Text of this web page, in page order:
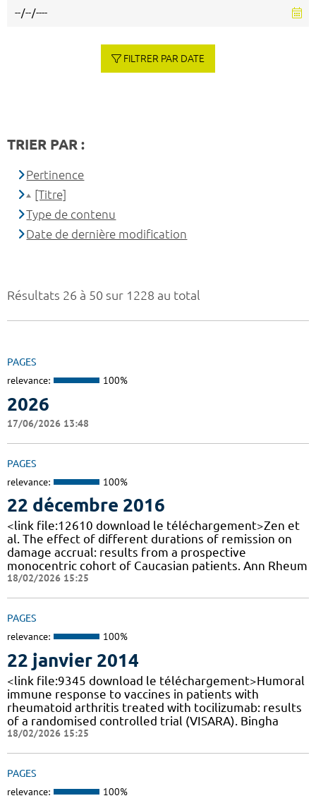
Résultats 26 à 50 sur 1228 au total
PAGES
relevance: 100%
2026
17/06/2026 13:48
PAGES
relevance: 100%
22 décembre 2016
<link file:12610 download le téléchargement>Zen et
al. The effect of different durations of remission on
damage accrual: results from a prospective
monocentric cohort of Caucasian patients. Ann Rheum
18/02/2026 15:25
PAGES
relevance: 100%
22 janvier 2014
<link file:9345 download le téléchargement>Humoral
immune response to vaccines in patients with
rheumatoid arthritis treated with tocilizumab: results
of a randomised controlled trial (VISARA). Bingha
18/02/2026 15:25
PAGES
relevance: 100%
FILTRER PAR DATE
TRIER PAR :
Pertinence
[Titre]
Type de contenu
Date de dernière modification